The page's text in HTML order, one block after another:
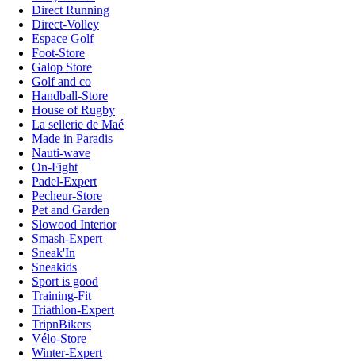
Direct Running
Direct-Volley
Espace Golf
Foot-Store
Galop Store
Golf and co
Handball-Store
House of Rugby
La sellerie de Maé
Made in Paradis
Nauti-wave
On-Fight
Padel-Expert
Pecheur-Store
Pet and Garden
Slowood Interior
Smash-Expert
Sneak'In
Sneakids
Sport is good
Training-Fit
Triathlon-Expert
TripnBikers
Vélo-Store
Winter-Expert